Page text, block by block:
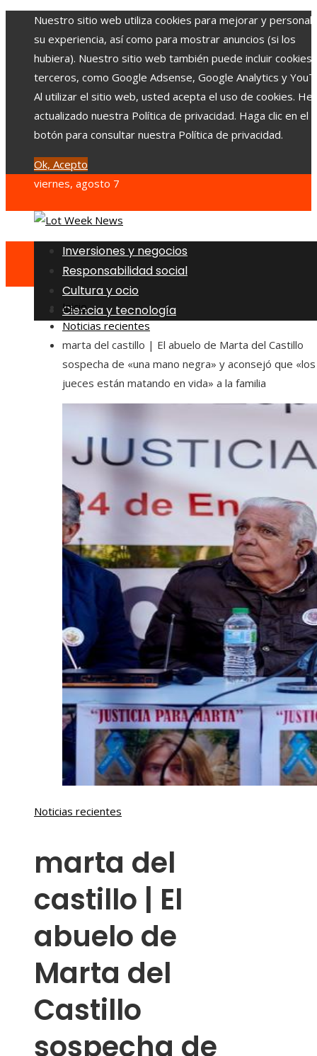
Nuestro sitio web utiliza cookies para mejorar y
su experiencia, así como para mostrar anuncios (si los
hubiera). Nuestro sitio web también puede incluir cookies
terceros, como Google Adsense, Google Analytics y
Al utilizar el sitio web, usted acepta el uso de cookies.
actualizado nuestra Política de privacidad. Haga clic en el
botón para consultar nuestra Política de privacidad.
Ok, Acepto
viernes, agosto 7
Inversiones y negocios
Responsabilidad social
Cultura y ocio
Ciencia y tecnología
Inicio
Noticias recientes
marta del castillo | El abuelo de Marta del Castillo
sospecha de «una mano negra» y aconsejó que «los
jueces están matando en vida» a la familia
Noticias recientes
marta del
castillo | El
abuelo de
Marta del
Castillo
sospecha de